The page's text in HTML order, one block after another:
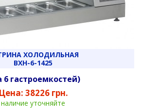
ХОЛОДИЛЬНАЯ
ВХН-6-1425
6 гастроемкостей)
Цена: 38226 грн.
наличие уточняйте